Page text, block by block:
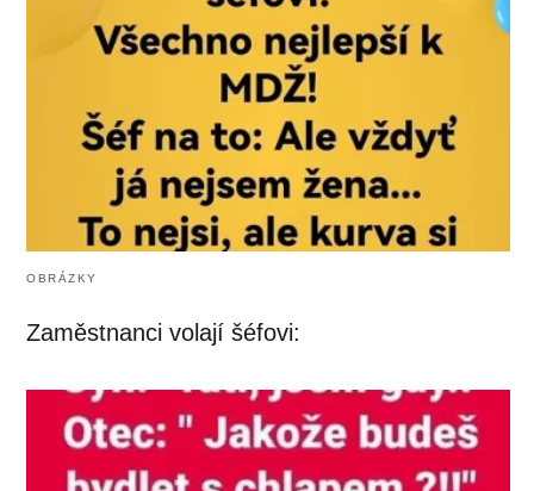
OBRÁZKY
Zaměstnanci volají šéfovi: